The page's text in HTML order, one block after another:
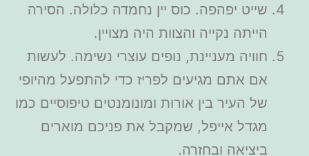
שייט יפהפה. כוס יין נחמדה כלולה. הסירה
הייתה נקייה והצוות היה מצויין.
חוויה מעניינת, נופים עוצרי נשימה. לעשות
אם אתם מגיעים לפריז כדי להתפעל מהיופי
של העיר בין אורות ומונומנטים טיפוסיים כמו
מגדל אייפל, שמקבל את פניכם מוארים
ביציאה ובחזרה.